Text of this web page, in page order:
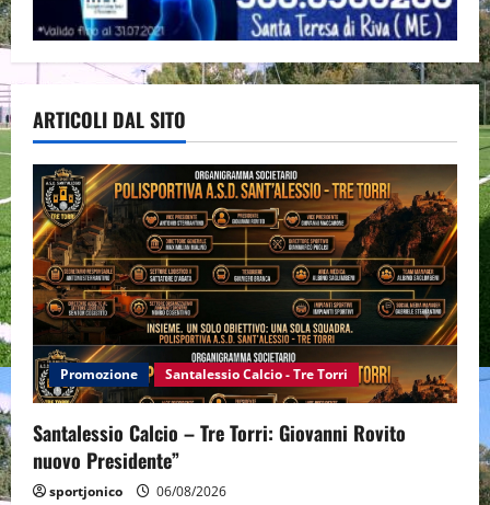
ARTICOLI DAL SITO
Promozione Santalessio Calcio - Tre Torri
Santalessio Calcio – Tre Torri: Giovanni Rovito
nuovo Presidente”
sportjonico 06/08/2026